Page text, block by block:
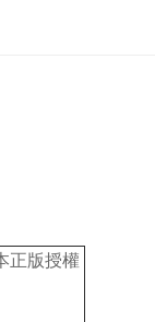
正版授權